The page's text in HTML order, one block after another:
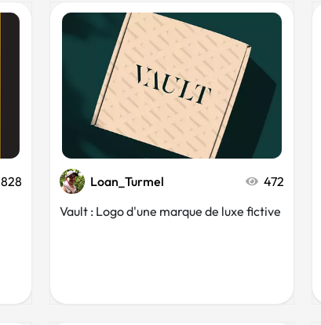
828
Loan_Turmel
472
Vault : Logo d'une marque de luxe fictive